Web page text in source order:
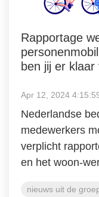
Rapportage
ben jij er klaar
Apr 12, 2024
Nederlandse
medewerkers
verplicht
en het woon-
nieuws uit de